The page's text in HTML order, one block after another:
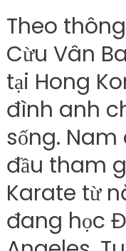
Theo
Cừu Vân
tại Hong
đình anh
sống.
đầu tham
Karate từ
đang học